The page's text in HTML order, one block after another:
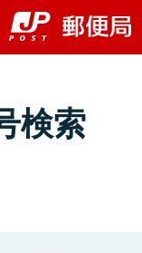
検索